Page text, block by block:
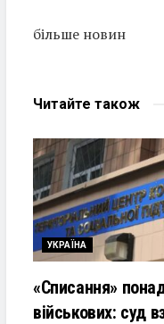
більше новин
Читайте також
УКРАЇНА
«Списання»
військових: суд